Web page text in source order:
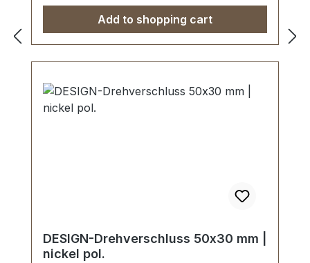
Lieferumfang: 1 Stück DESIGN-
Drehverschluss, bestehend aus
Ösenplatte und Wirbel 2 Stück Schrauben
Unterteils)
Add to shopping cart
DESIGN-Drehverschluss 50x30 mm |
nickel pol.